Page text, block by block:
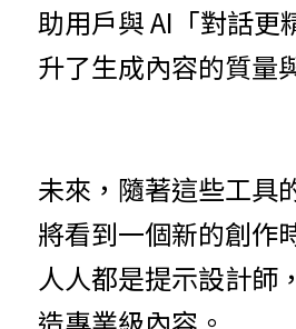
助用戶與 AI「對話更
升了生成內容的質量
未來，隨著這些工具
將看到一個新的創
人人都是提示設計師